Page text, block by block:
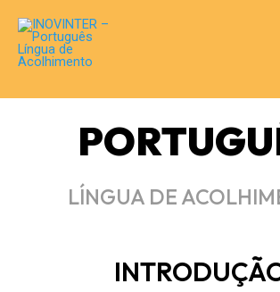
content
LÍNGUA DE